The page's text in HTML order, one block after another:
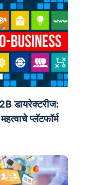
डायरेक्टरीज:
प्लॅटफॉर्म